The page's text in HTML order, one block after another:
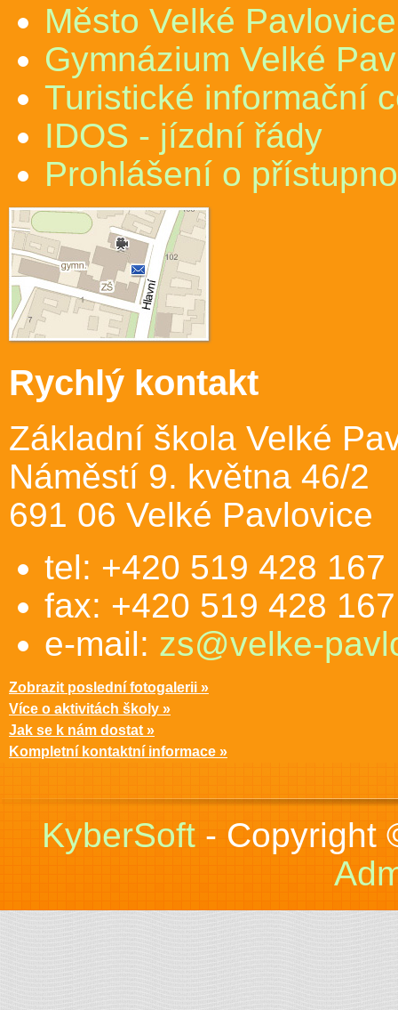
Město Velké Pavlovice
Gymnázium Velké
Turistické informační
IDOS - jízdní řády
Prohlášení o
Rychlý kontakt
Základní škola Velké
Náměstí 9. května 46/2
691 06 Velké Pavlovice
tel: +420 519 428 167
fax: +420 519 428 167
e-mail: zs@velke-
Zobrazit poslední fotogalerii »
Více o aktivitách školy »
Jak se k nám dostat »
Kompletní kontaktní informace »
KyberSoft- Copyright